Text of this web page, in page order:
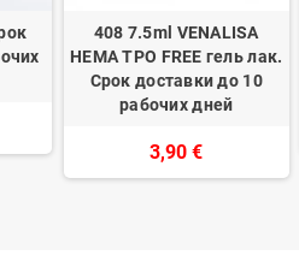
408 7.5ml VENALISA
HEMA TPO FREE гель лак.
Срок доставки до 10
рабочих дней
3,90 €